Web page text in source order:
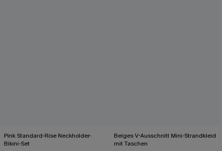
Pink Standard-Rise Neckholder-
Bikini-Set
Beiges V-Ausschnitt Mini-Strandkleid
mit Taschen